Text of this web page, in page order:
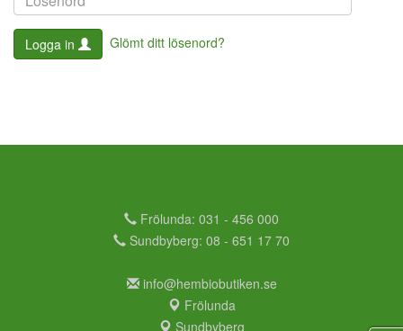
Logga in Glömt ditt lösenord?
Frölunda: 031 - 456 000
Sundbyberg: 08 - 651 17 70
info@hembiobutiken.se
Frölunda
Sundbyberg